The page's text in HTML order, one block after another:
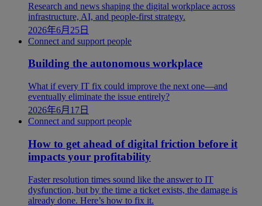
Research and news shaping the digital workplace across
infrastructure, AI, and people-first strategy.
2026年6月25日
Connect and support people
Building the autonomous workplace
What if every IT fix could improve the next one—and
eventually eliminate the issue entirely?
2026年6月17日
Connect and support people
How to get ahead of digital friction before it
impacts your profitability
Faster resolution times sound like the answer to IT
dysfunction, but by the time a ticket exists, the damage is
already done. Here’s how to fix it.